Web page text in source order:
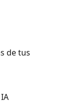
de tus